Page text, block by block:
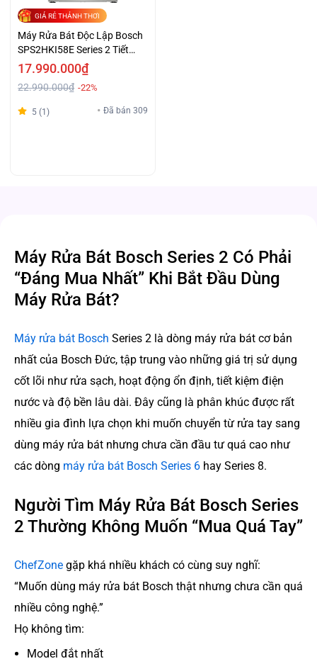
GIÁ RẺ THẢNH THƠI
Máy Rửa Bát Độc Lập Bosch
SPS2HKI58E Series 2 Tiết
Kiệm Giá Tốt Quá
17.990.000₫
22.990.000₫ -22%
5 (1) Đã bán 309
Máy Rửa Bát Bosch Series 2 Có Phải
“Đáng Mua Nhất” Khi Bắt Đầu Dùng
Máy Rửa Bát?
Máy rửa bát Bosch Series 2 là dòng máy rửa bát cơ bản
nhất của Bosch Đức, tập trung vào những giá trị sử dụng
cốt lõi như rửa sạch, hoạt động ổn định, tiết kiệm điện
nước và độ bền lâu dài. Đây cũng là phân khúc được rất
nhiều gia đình lựa chọn khi muốn chuyển từ rửa tay sang
dùng máy rửa bát nhưng chưa cần đầu tư quá cao như
các dòng máy rửa bát Bosch Series 6 hay Series 8.
Người Tìm Máy Rửa Bát Bosch Series
2 Thường Không Muốn “Mua Quá Tay”
ChefZone gặp khá nhiều khách có cùng suy nghĩ:
“Muốn dùng máy rửa bát Bosch thật nhưng chưa cần quá
nhiều công nghệ.”
Họ không tìm:
Model đắt nhất